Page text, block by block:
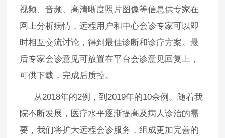
视频、音频、高清晰度照片图像等信息供专家在
网上分析病情，远程用户和中心会诊专家可以即
时相互交流讨论，得到最佳诊断和诊疗方案。最
后专家会诊意见可放置在平台会诊意见回复上，
可供下载，完成后质控。
从2018年的2例，到2019年的10余例。随着我
院不断发展，医疗水平逐渐提高及病人诊治的需
要，我们将扩大远程会诊服务，组成更加完善的